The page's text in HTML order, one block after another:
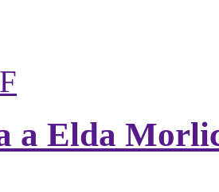
a Elda